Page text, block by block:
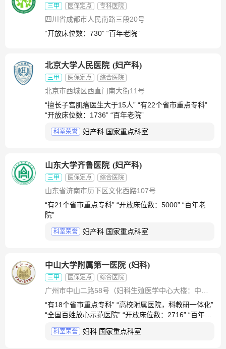
三甲 医保定点 专科医院
四川省成都市人民南路三段20号
“开放床位数：730” “百年老院”
北京大学人民医院 (妇产科)
三甲 医保定点 综合医院
北京市西城区西直门南大街11号
“擅长子宫肌瘤医生大于15人” “有22个省市重点专科”
“开放床位数：1736” “百年老院”
科室荣誉 妇产科 国家重点科室
山东大学齐鲁医院 (妇产科)
三甲 医保定点 综合医院
山东省济南市历下区文化西路107号
“有21个省市重点专科” “开放床位数：5000” “百年老
院”
科室荣誉 妇产科 国家重点科室
中山大学附属第一医院 (妇科)
三甲 医保定点 综合医院
“有18个省市重点专科” “高校附属医院，科教研一体化”
“全国百姓放心示范医院” “开放床位数：2716” “百年老
科室荣誉 妇科 国家重点科室